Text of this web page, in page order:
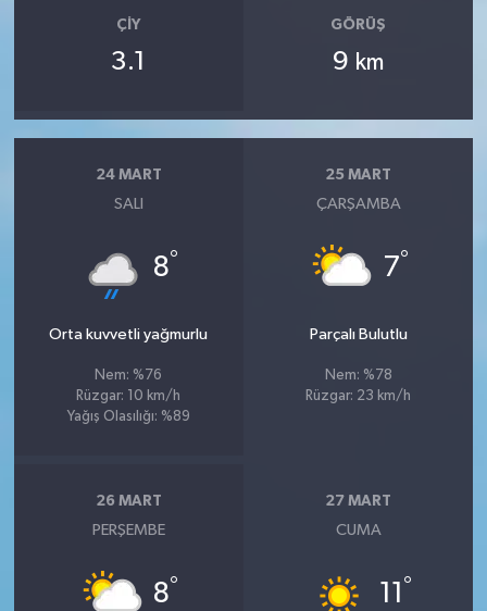
ÇIY
3.1
GÖRÜŞ
9 km
24 MART
SALI
8°
Orta kuvvetli yağmurlu
Nem: %76
Rüzgar: 10 km/h
Yağış Olasılığı: %89
25 MART
ÇARŞAMBA
7°
Parçalı Bulutlu
Nem: %78
Rüzgar: 23 km/h
26 MART
PERŞEMBE
8°
27 MART
CUMA
11 °